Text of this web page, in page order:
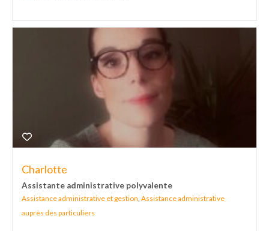
Charlotte
Assistante administrative polyvalente
Assistance administrative et gestion, Assistance administrative
auprès des particuliers